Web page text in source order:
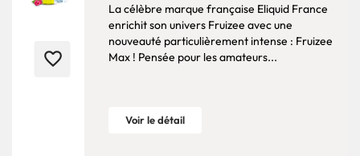
favorite_border
La célèbre marque française Eliquid France
enrichit son univers Fruizee avec une
nouveauté particulièrement intense : Fruizee
Max ! Pensée pour les amateurs...
Voir le détail